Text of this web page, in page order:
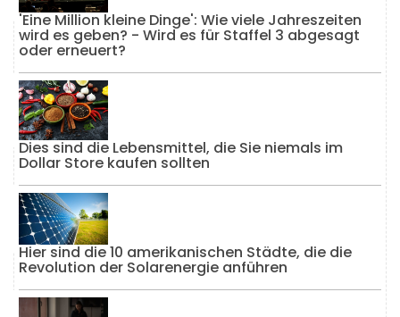
'Eine Million kleine Dinge': Wie viele Jahreszeiten
wird es geben? - Wird es für Staffel 3 abgesagt
oder erneuert?
Dies sind die Lebensmittel, die Sie niemals im
Dollar Store kaufen sollten
Hier sind die 10 amerikanischen Städte, die die
Revolution der Solarenergie anführen